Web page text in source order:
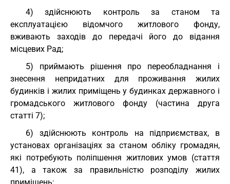
4) здійснюють контроль за станом та
експлуатацією відомчого житлового фонду,
вживають заходів до передачі його до відання
місцевих Рад;
5) приймають рішення про переобладнання і
знесення непридатних для проживання жилих
будинків і жилих приміщень у будинках державного і
громадського житлового фонду (частина друга
статті 7);
6) здійснюють контроль на підприємствах, в
установах організаціях за станом обліку громадян,
які потребують поліпшення житлових умов (стаття
41), а також за правильністю розподілу жилих